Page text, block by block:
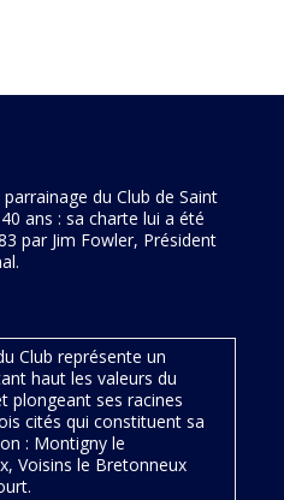
du Club de Saint
ans : sa charte lui a été
par Jim Fowler, Président
Club représente un
haut les valeurs du
plongeant ses racines
cités qui constituent sa
: Montigny le
Voisins le Bretonneux